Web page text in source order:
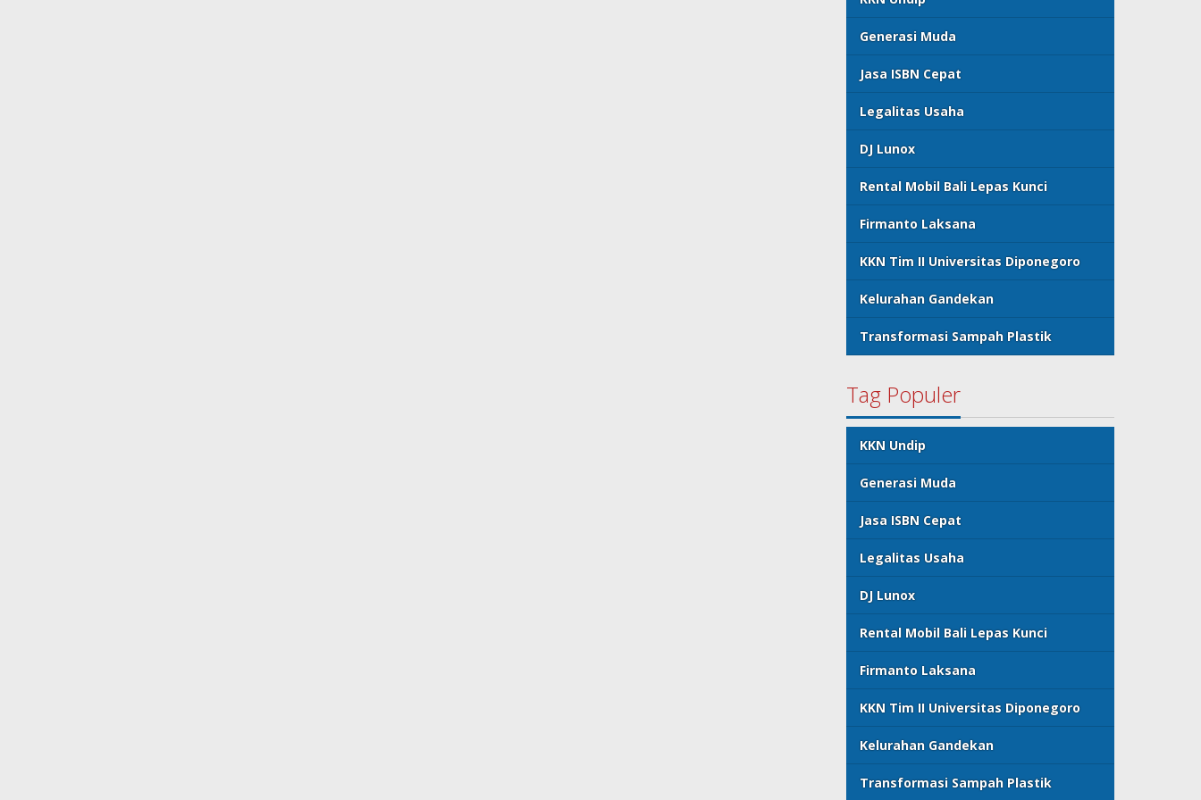
Generasi Muda
Jasa ISBN Cepat
Legalitas Usaha
DJ Lunox
Rental Mobil Bali Lepas Kunci
Firmanto Laksana
KKN Tim II Universitas Diponegoro
Kelurahan Gandekan
Transformasi Sampah Plastik
Tag Populer
KKN Undip
Generasi Muda
Jasa ISBN Cepat
Legalitas Usaha
DJ Lunox
Rental Mobil Bali Lepas Kunci
Firmanto Laksana
KKN Tim II Universitas Diponegoro
Kelurahan Gandekan
Transformasi Sampah Plastik